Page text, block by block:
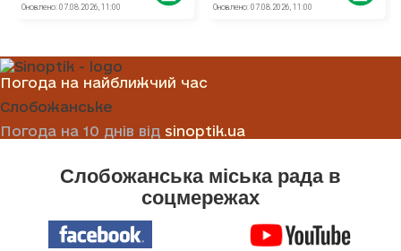
Погода на найближчий час
Слобожанське
Погода на 10 днів від sinoptik.ua
Слобожанська міська рада в
соцмережах